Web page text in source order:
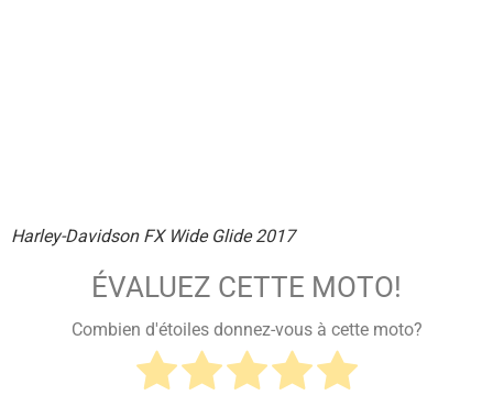
Harley-Davidson FX Wide Glide 2017
ÉVALUEZ CETTE MOTO!
Combien d'étoiles donnez-vous à cette moto?